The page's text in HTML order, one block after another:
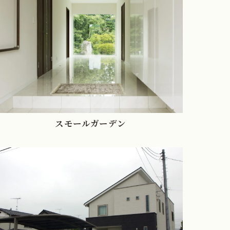
スモールガーデン